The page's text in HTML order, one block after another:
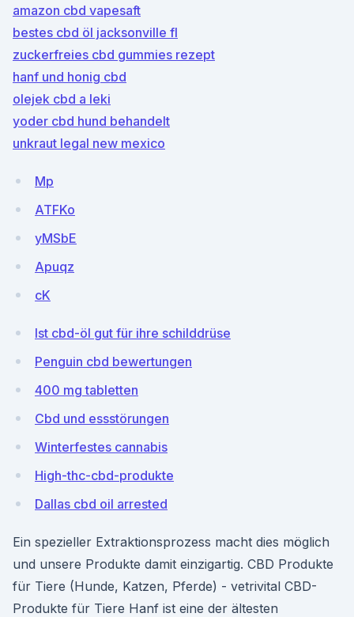
amazon cbd vapesaft
bestes cbd öl jacksonville fl
zuckerfreies cbd gummies rezept
hanf und honig cbd
olejek cbd a leki
yoder cbd hund behandelt
unkraut legal new mexico
Mp
ATFKo
yMSbE
Apuqz
cK
Ist cbd-öl gut für ihre schilddrüse
Penguin cbd bewertungen
400 mg tabletten
Cbd und essstörungen
Winterfestes cannabis
High-thc-cbd-produkte
Dallas cbd oil arrested
Ein spezieller Extraktionsprozess macht dies möglich
und unsere Produkte damit einzigartig. CBD Produkte
für Tiere (Hunde, Katzen, Pferde) - vetrivital CBD-
Produkte für Tiere Hanf ist eine der ältesten